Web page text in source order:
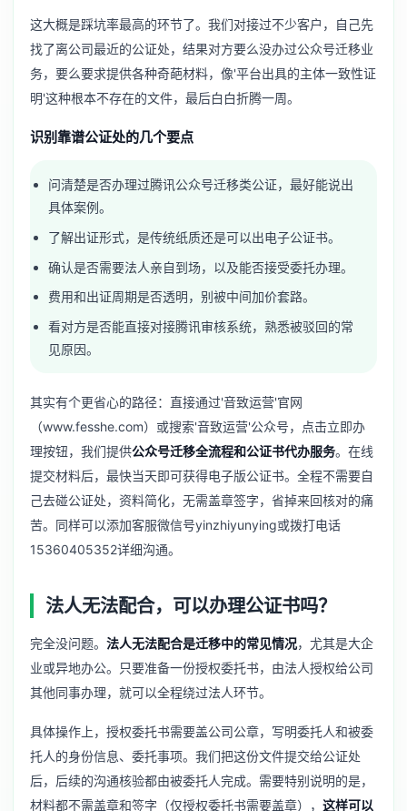
这大概是踩坑率最高的环节了。我们对接过不少客户，自己先
找了离公司最近的公证处，结果对方要么没办过公众号迁移业
务，要么要求提供各种奇葩材料，像'平台出具的主体一致性证
明'这种根本不存在的文件，最后白白折腾一周。
识别靠谱公证处的几个要点
问清楚是否办理过腾讯公众号迁移类公证，最好能说出
具体案例。
了解出证形式，是传统纸质还是可以出电子公证书。
确认是否需要法人亲自到场，以及能否接受委托办理。
费用和出证周期是否透明，别被中间加价套路。
看对方是否能直接对接腾讯审核系统，熟悉被驳回的常
见原因。
其实有个更省心的路径：直接通过'音致运营'官网
（www.fesshe.com）或搜索'音致运营'公众号，点击立即办
理按钮，我们提供公众号迁移全流程和公证书代办服务。在线
提交材料后，最快当天即可获得电子版公证书。全程不需要自
己去碰公证处，资料简化，无需盖章签字，省掉来回核对的痛
苦。同样可以添加客服微信号yinzhiyunying或拨打电话
15360405352详细沟通。
法人无法配合，可以办理公证书吗？
完全没问题。 法人无法配合是迁移中的常见情况，尤其是大企
业或异地办公。只要准备一份授权委托书，由法人授权给公司
其他同事办理，就可以全程绕过法人环节。
具体操作上，授权委托书需要盖公司公章，写明委托人和被委
托人的身份信息、委托事项。我们把这份文件提交给公证处
后，后续的沟通核验都由被委托人完成。需要特别说明的是，
材料都不需盖章和签字（仅授权委托书需要盖章）， 这样可以